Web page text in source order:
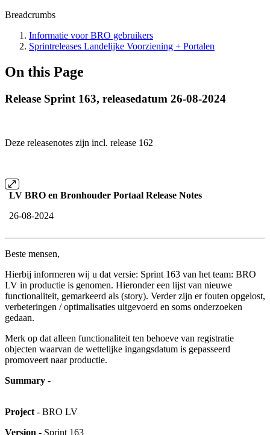
Breadcrumbs
Informatie voor BRO gebruikers
Sprintreleases Landelijke Voorziening + Portalen
On this Page
Release Sprint 163, releasedatum 26-08-2024
Deze releasenotes zijn incl. release 162
LV BRO en Bronhouder Portaal Release Notes
26-08-2024
Beste mensen,
Hierbij informeren wij u dat versie: Sprint 163 van het team: BRO
LV in productie is genomen. Hieronder een lijst van nieuwe
functionaliteit, gemarkeerd als (story). Verder zijn er fouten opgelost,
verbeteringen / optimalisaties uitgevoerd en soms onderzoeken
gedaan.
Merk op dat alleen functionaliteit ten behoeve van registratie
objecten waarvan de wettelijke ingangsdatum is gepasseerd
promoveert naar productie.
Summary -
Project - BRO LV
Version - Sprint 163